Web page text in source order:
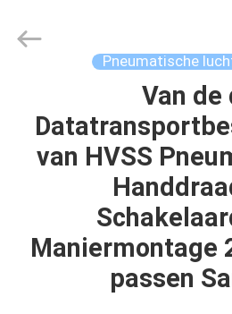
PRODUCTEN
ONGEVEER
ONS
FABRIEKSREIS
Export
Co.,Ltd..
Pneumatische
Van de
van HVSS
Maniermontage
passen